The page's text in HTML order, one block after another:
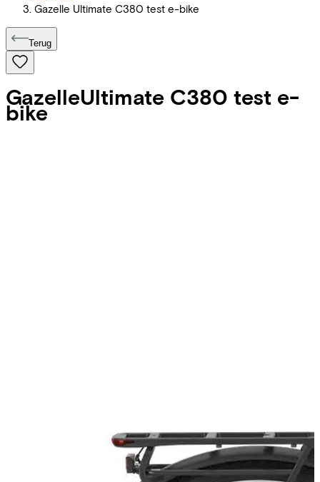
Gazelle Ultimate C380 test e-bike
Terug
GazelleUltimate C380 test e-
bike